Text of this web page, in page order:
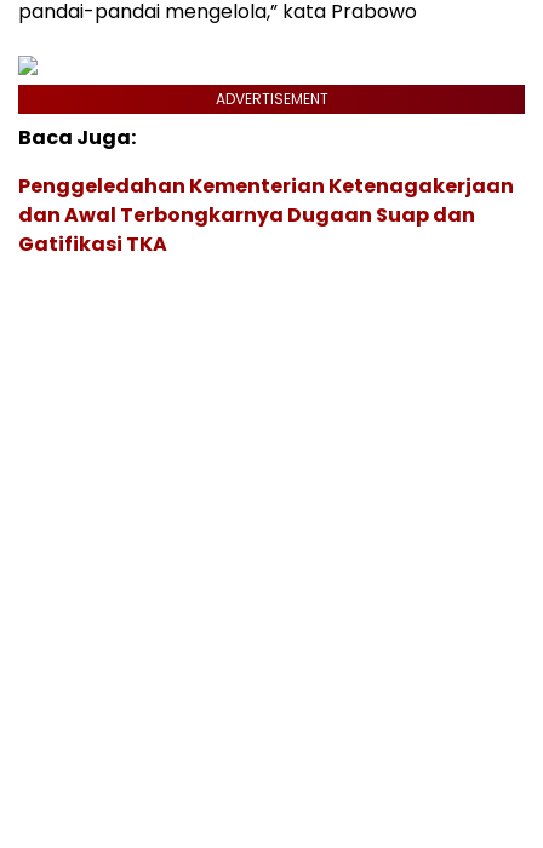
pandai-pandai mengelola,” kata Prabowo
ADVERTISEMENT
Baca Juga:
Penggeledahan Kementerian Ketenagakerjaan
dan Awal Terbongkarnya Dugaan Suap dan
Gatifikasi TKA